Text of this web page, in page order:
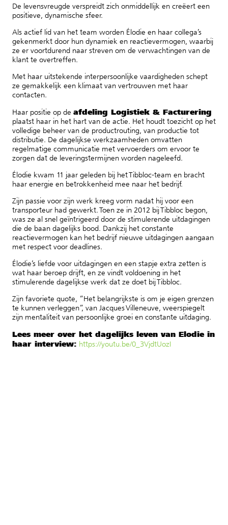
De levensvreugde verspreidt zich onmiddellijk en creëert een
positieve, dynamische sfeer.
Als actief lid van het team worden Élodie en haar collega’s
gekenmerkt door hun dynamiek en reactievermogen, waarbij
ze er voortdurend naar streven om de verwachtingen van de
klant te overtreffen.
Met haar uitstekende interpersoonlijke vaardigheden schept
ze gemakkelijk een klimaat van vertrouwen met haar
contacten.
Haar positie op de afdeling Logistiek & Facturering
plaatst haar in het hart van de actie. Het houdt toezicht op het
volledige beheer van de productrouting, van productie tot
distributie. De dagelijkse werkzaamheden omvatten
regelmatige communicatie met vervoerders om ervoor te
zorgen dat de leveringstermijnen worden nageleefd.
Élodie kwam 11 jaar geleden bij het Tibbloc-team en bracht
haar energie en betrokkenheid mee naar het bedrijf.
Zijn passie voor zijn werk kreeg vorm nadat hij voor een
transporteur had gewerkt. Toen ze in 2012 bij Tibbloc begon,
was ze al snel geïntrigeerd door de stimulerende uitdagingen
die de baan dagelijks bood. Dankzij het constante
reactievermogen kan het bedrijf nieuwe uitdagingen aangaan
met respect voor deadlines.
Élodie’s liefde voor uitdagingen en een stapje extra zetten is
wat haar beroep drijft, en ze vindt voldoening in het
stimulerende dagelijkse werk dat ze doet bij Tibbloc.
Zijn favoriete quote, “Het belangrijkste is om je eigen grenzen
te kunnen verleggen”, van Jacques Villeneuve, weerspiegelt
zijn mentaliteit van persoonlijke groei en constante uitdaging.
Lees meer over het dagelijks leven van Elodie in
haar interview: https://youtu.be/0_3VjdtUozI